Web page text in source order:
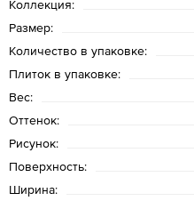
Коллекция:
Размер:
Количество в упаковке:
Плиток в упаковке:
Вес:
Оттенок:
Рисунок:
Поверхность:
Ширина: